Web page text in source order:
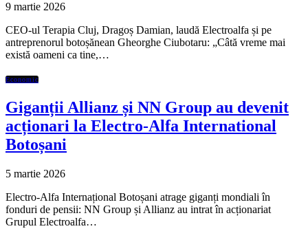
9 martie 2026
CEO-ul Terapia Cluj, Dragoș Damian, laudă Electroalfa și pe
antreprenorul botoșănean Gheorghe Ciubotaru: „Câtă vreme mai
există oameni ca tine,…
Economic
Giganții Allianz și NN Group au devenit
acționari la Electro-Alfa International
Botoșani
5 martie 2026
Electro-Alfa Internațional Botoșani atrage giganți mondiali în
fonduri de pensii: NN Group și Allianz au intrat în acționariat
Grupul Electroalfa…